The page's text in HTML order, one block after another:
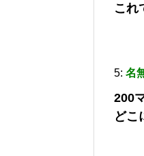
これ
5: 名
200
どこ